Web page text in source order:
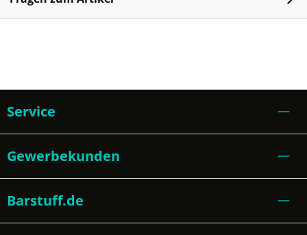
Service
Gewerbekunden
Barstuff.de